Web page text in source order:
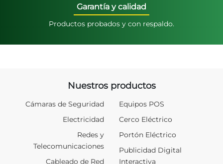
Garantía y calidad
Productos probados y con respaldo.
Nuestros productos
Cámaras de Seguridad
Electricidad
Redes y
Telecomunicaciones
Cableado de Red
Equipos POS
Cerco Eléctrico
Portón Eléctrico
Publicidad Digital
Interactiva